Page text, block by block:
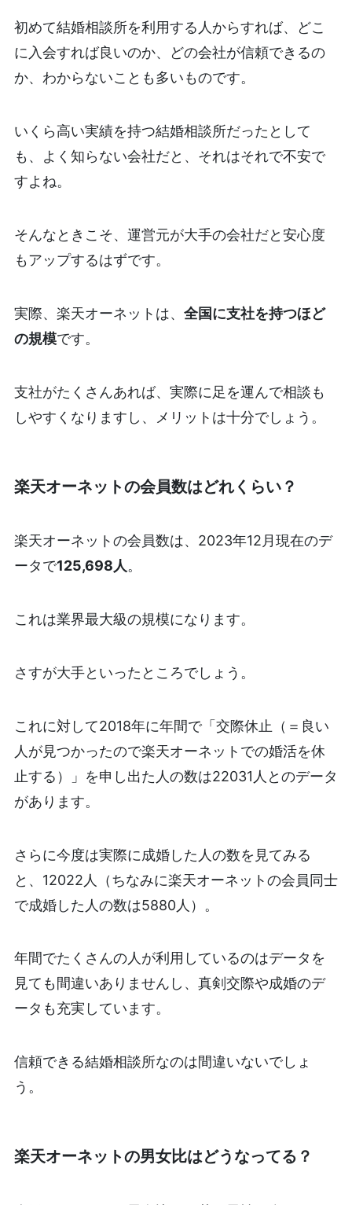
初めて結婚相談所を利用する人からすれば、どこ
に入会すれば良いのか、どの会社が信頼できるの
か、わからないことも多いものです。
いくら高い実績を持つ結婚相談所だったとして
も、よく知らない会社だと、それはそれで不安で
すよね。
そんなときこそ、運営元が大手の会社だと安心度
もアップするはずです。
実際、楽天オーネットは、 全国に支社を持つほど
の規模です。
支社がたくさんあれば、実際に足を運んで相談も
しやすくなりますし、メリットは十分でしょう。
楽天オーネットの会員数はどれくらい？
楽天オーネットの会員数は、2023年12月現在のデ
ータで125,698人。
これは業界最大級の規模になります。
さすが大手といったところでしょう。
これに対して2018年に年間で「交際休止（＝良い
人が見つかったので楽天オーネットでの婚活を休
止する）」を申し出た人の数は22031人とのデータ
があります。
さらに今度は実際に成婚した人の数を見てみる
と、12022人（ちなみに楽天オーネットの会員同士
で成婚した人の数は5880人）。
年間でたくさんの人が利用しているのはデータを
見ても間違いありませんし、真剣交際や成婚のデ
ータも充実しています。
信頼できる結婚相談所なのは間違いないでしょ
う。
楽天オーネットの男女比はどうなってる？